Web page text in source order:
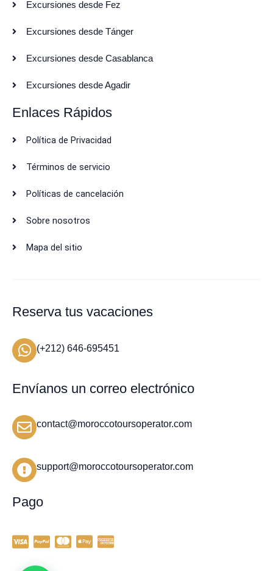
Excursiones desde Fez
Excursiones desde Tánger
Excursiones desde Casablanca
Excursiones desde Agadir
Enlaces Rápidos
Política de Privacidad
Términos de servicio
Políticas de cancelación
Sobre nosotros
Mapa del sitio
Reserva tus vacaciones
(+212) 646-695451
Envíanos un correo electrónico
contact@moroccotoursoperator.com
support@moroccotoursoperator.com
Pago